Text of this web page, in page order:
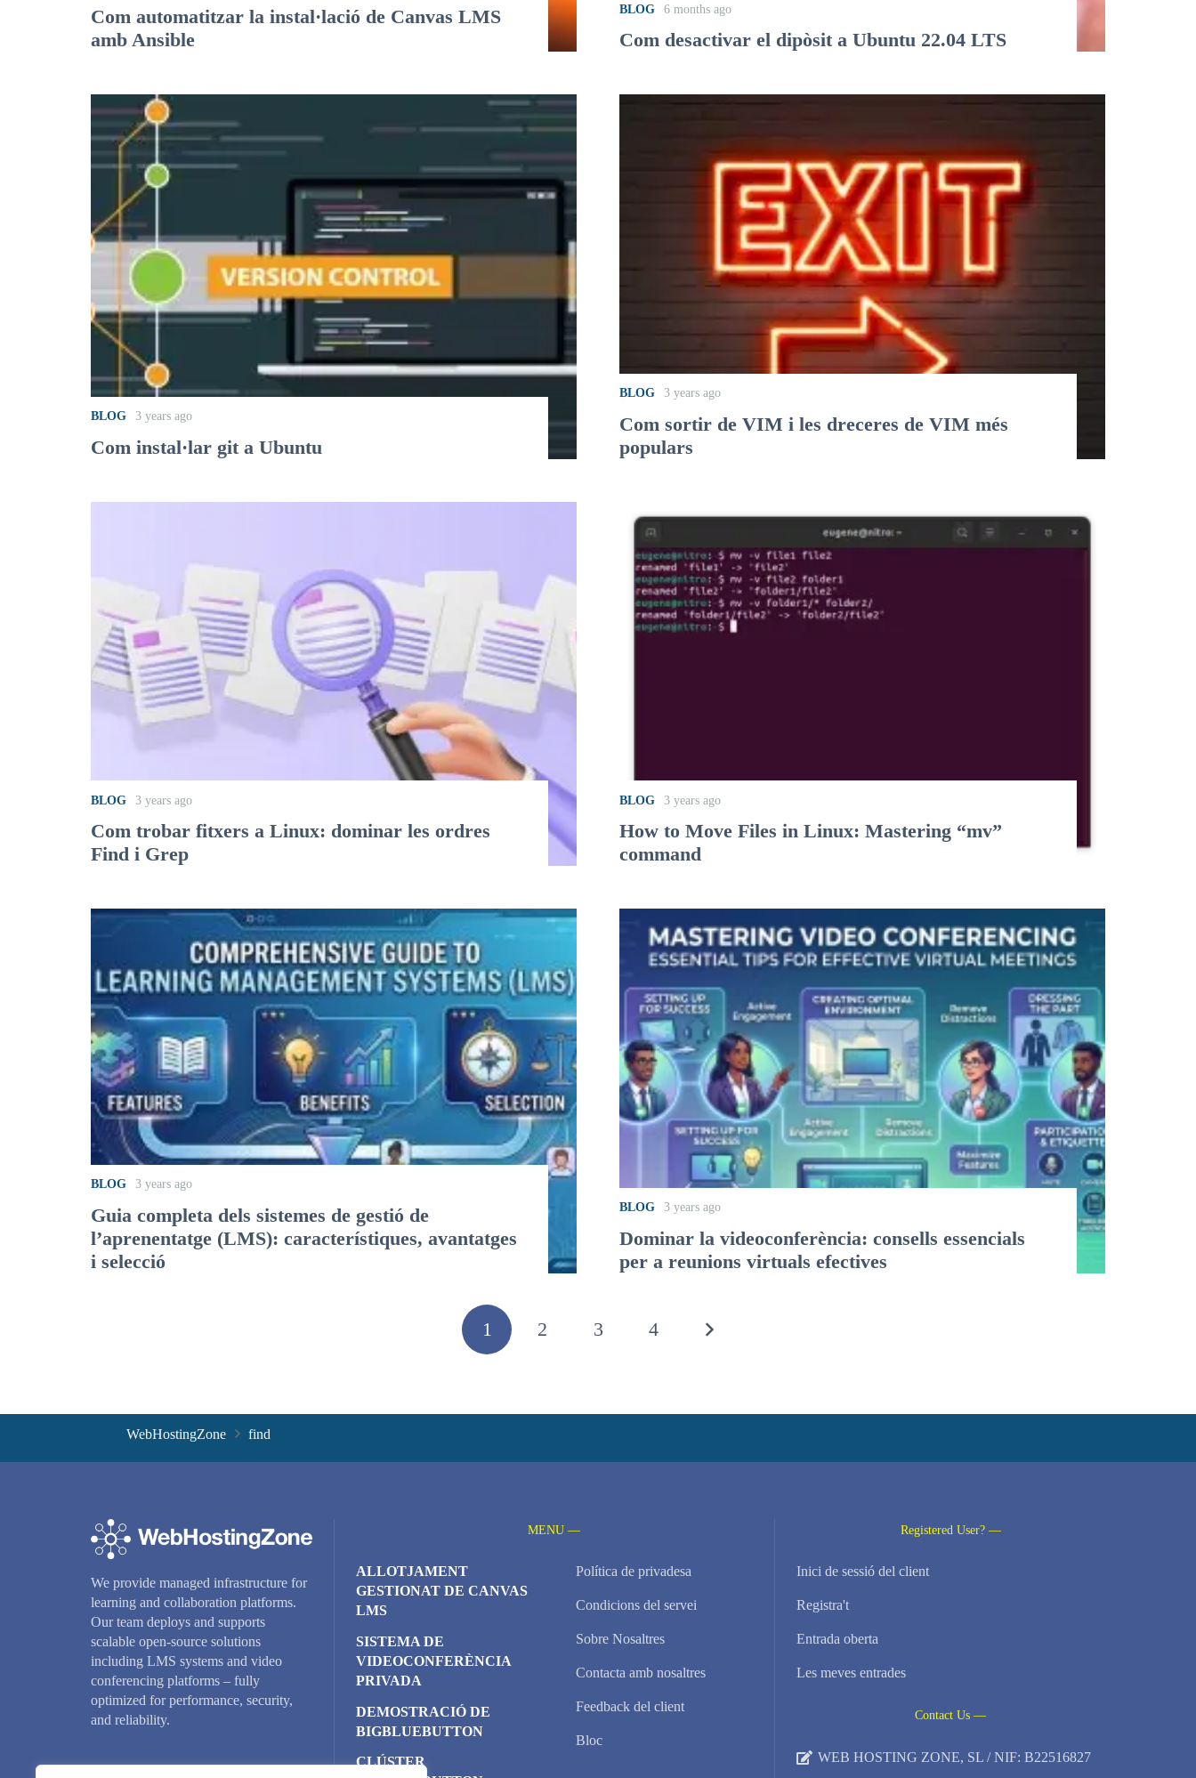
Com automatitzar la instal·lació de Canvas LMS
amb Ansible
BLOG 6 months ago
Com desactivar el dipòsit a Ubuntu 22.04 LTS
BLOG 3 years ago
Com instal·lar git a Ubuntu
BLOG 3 years ago
Com sortir de VIM i les dreceres de VIM més
populars
BLOG 3 years ago
Com trobar fitxers a Linux: dominar les ordres
Find i Grep
BLOG 3 years ago
How to Move Files in Linux: Mastering “mv”
command
BLOG 3 years ago
Guia completa dels sistemes de gestió de
l’aprenentatge (LMS): característiques, avantatges
i selecció
BLOG 3 years ago
Dominar la videoconferència: consells essencials
per a reunions virtuals efectives
1 2 3 4
WebHostingZone find
We provide managed infrastructure for
learning and collaboration platforms.
Our team deploys and supports
scalable open-source solutions
including LMS systems and video
conferencing platforms – fully
optimized for performance, security,
and reliability.
MENU —
ALLOTJAMENT
GESTIONAT DE CANVAS
LMS
SISTEMA DE
VIDEOCONFERÈNCIA
PRIVADA
DEMOSTRACIÓ DE
BIGBLUEBUTTON
CLÚSTER
Política de privadesa
Condicions del servei
Sobre Nosaltres
Contacta amb nosaltres
Feedback del client
Bloc
Registered User? —
Inici de sessió del client
Registra't
Entrada oberta
Les meves entrades
Contact Us —
WEB HOSTING ZONE, SL / NIF: B22516827